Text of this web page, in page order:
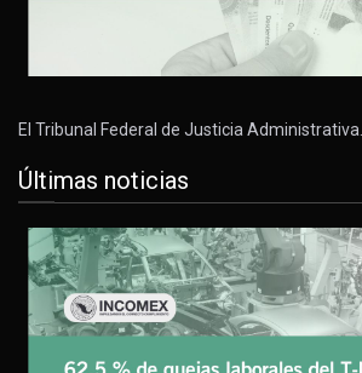
El Tribunal Federal de Justicia Administrativa…
Últimas noticias